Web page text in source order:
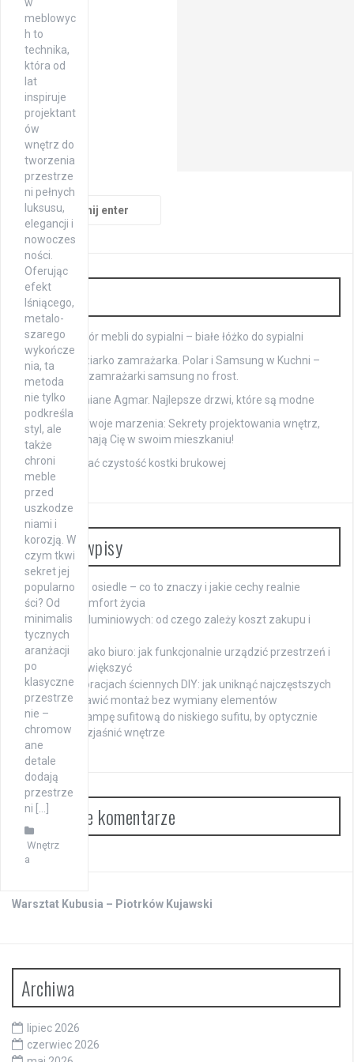
meblowyc
h to
technika,
która od
lat
inspiruje
projektant
ów
wnętrz do
tworzenia
przestrze
ni pełnych
luksusu,
elegancji i
nowoczes
ności.
Oferując
efekt
lśniącego,
metalo-
szarego
wykończe
nia, ta
metoda
nie tylko
podkreśla
styl, ale
także
chroni
meble
przed
uszkodze
niami i
korozją. W
czym tkwi
sekret jej
popularno
ści? Od
minimalis
tycznych
aranżacji
po
klasyczne
przestrze
nie –
chromow
ane
detale
dodają
przestrze
ni […]
Wnętrz
a
Szukaj:
Wnętrza
Szeroki wybór mebli do sypialni – białe łóżko do sypialni
Polar chłodziarko zamrażarka. Polar i Samsung w Kuchni –
chłodziarko zamrażarki samsung no frost.
Drzwi drewniane Agmar. Najlepsze drzwi, które są modne
Twój dom, Twoje marzenia: Sekrety projektowania wnętrz,
które zakochają Cię w swoim mieszkaniu!
Jak zachować czystość kostki brukowej
Ostatnie wpisy
Nowoczesne osiedle – co to znaczy i jakie cechy realnie
wpływają na komfort życia
Cena okien aluminiowych: od czego zależy koszt zakupu i
montażu
Wąski pokój jako biuro: jak funkcjonalnie urządzić przestrzeń i
optycznie ją powiększyć
Błędy w dekoracjach ściennych DIY: jak uniknąć najczęstszych
pomyłek i naprawić montaż bez wymiany elementów
Jak wybrać lampę sufitową do niskiego sufitu, by optycznie
powiększyć i rozjaśnić wnętrze
Najnowsze komentarze
Warsztat Kubusia – Piotrków Kujawski
Archiwa
lipiec 2026
czerwiec 2026